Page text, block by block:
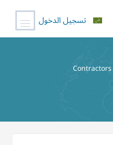
تسجيل الدخول
Contractors